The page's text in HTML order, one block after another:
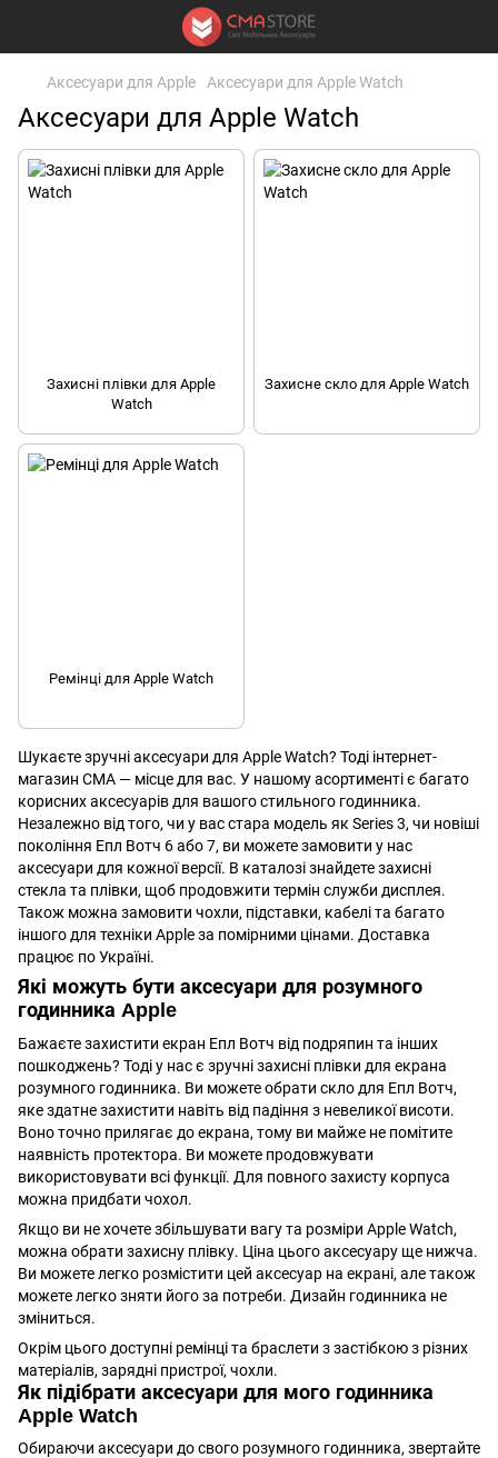
Аксесуари для Apple Аксесуари для Apple Watch
Аксесуари для Apple Watch
Шукаєте зручні аксесуари для Apple Watch? Тоді інтернет-
магазин СМА — місце для вас. У нашому асортименті є багато
корисних аксесуарів для вашого стильного годинника.
Незалежно від того, чи у вас стара модель як Series 3, чи новіші
покоління Епл Вотч 6 або 7, ви можете замовити у нас
аксесуари для кожної версії. В каталозі знайдете захисні
стекла та плівки, щоб продовжити термін служби дисплея.
Також можна замовити чохли, підставки, кабелі та багато
іншого для техніки Apple за помірними цінами. Доставка
працює по Україні.
Які можуть бути аксесуари для розумного
годинника Apple
Бажаєте захистити екран Епл Вотч від подряпин та інших
пошкоджень? Тоді у нас є зручні захисні плівки для екрана
розумного годинника. Ви можете обрати скло для Епл Вотч,
яке здатне захистити навіть від падіння з невеликої висоти.
Воно точно прилягає до екрана, тому ви майже не помітите
наявність протектора. Ви можете продовжувати
використовувати всі функції. Для повного захисту корпуса
можна придбати чохол.
Якщо ви не хочете збільшувати вагу та розміри Apple Watch,
можна обрати захисну плівку. Ціна цього аксесуару ще нижча.
Ви можете легко розмістити цей аксесуар на екрані, але також
можете легко зняти його за потреби. Дизайн годинника не
зміниться.
Окрім цього доступні ремінці та браслети з застібкою з різних
матеріалів, зарядні пристрої, чохли.
Як підібрати аксесуари для мого годинника
Apple Watch
Обираючи аксесуари до свого розумного годинника, звертайте
Захисні плівки для Apple
Watch
Захисне скло для Apple Watch
Ремінці для Apple Watch